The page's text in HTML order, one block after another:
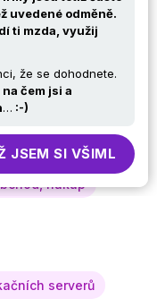
infra
nákup
serverů
uvedené odměně.
ti mzda, využij
že se dohodnete.
čem jsi a
… :-)
JSEM SI VŠIML